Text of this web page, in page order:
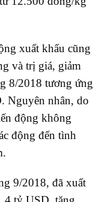
xuất khẩu cũng
và trị giá, giảm
8/2018 tương ứng
Nguyên nhân, do
động không
động đến tình
9/2018, đã xuất